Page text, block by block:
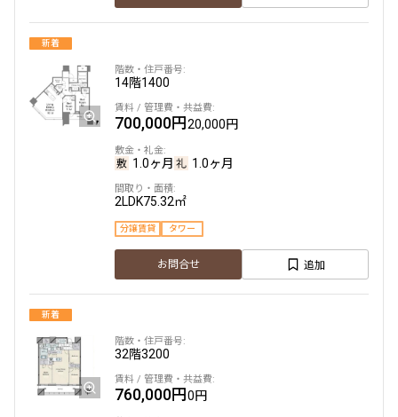
三井の賃貸物件
申込無し物件のみ表示
楽器可・相談
入居可能日
より詳細な絞り込み
建物施設やお部屋の設備、方位、階数などの絞り込みが
できます
設定する
新着
14階1400
700,000円20,000円
1.0ヶ月 1.0ヶ月
2LDK75.32㎡
分譲賃貸 タワー
お問合せ 追加
新着
32階3200
760,000円0円